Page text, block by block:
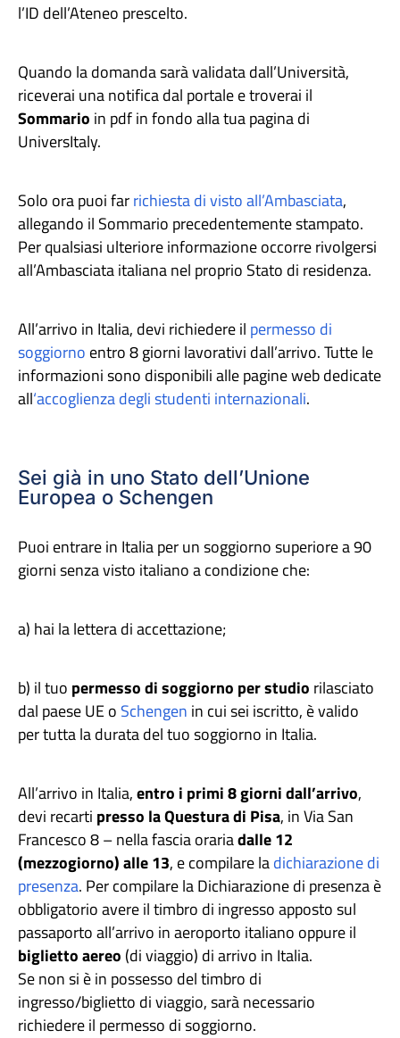
l’ID dell’Ateneo prescelto.
Quando la domanda sarà validata dall’Università,
riceverai una notifica dal portale e troverai il
Sommario in pdf in fondo alla tua pagina di
UniversItaly.
Solo ora puoi farrichiesta di visto all’Ambasciata,
allegando il Sommario precedentemente stampato.
Per qualsiasi ulteriore informazione occorre rivolgersi
all’Ambasciata italiana nel proprio Stato di residenza.
All’arrivo in Italia, devi richiedere il permesso di
soggiorno entro 8 giorni lavorativi dall’arrivo. Tutte le
informazioni sono disponibili alle pagine web dedicate
all‘accoglienza degli studenti internazionali.
Sei già in uno Stato dell’Unione
Europea o Schengen
Puoi entrare in Italia per un soggiorno superiore a 90
giorni senza visto italiano a condizione che:
a) hai la lettera di accettazione;
b) il tuo permesso di soggiorno per studio rilasciato
dal paese UE o Schengen in cui sei iscritto, è valido
per tutta la durata del tuo soggiorno in Italia.
All’arrivo in Italia,entro i primi 8 giorni dall’arrivo,
devi recarti presso la Questura di Pisa, in Via San
Francesco 8 – nella fascia orariadalle 12
(mezzogiorno) alle 13, e compilare ladichiarazione di
presenza. Per compilare la Dichiarazione di presenza è
obbligatorio avere il timbro di ingresso apposto sul
passaporto all’arrivo in aeroporto italiano oppure il
biglietto aereo (di viaggio) di arrivo in Italia.
Se non si è in possesso del timbro di
ingresso/biglietto di viaggio, sarà necessario
richiedere il permesso di soggiorno.